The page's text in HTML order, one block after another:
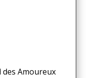
des Amoureux